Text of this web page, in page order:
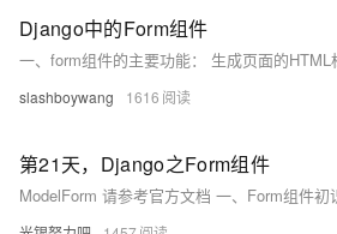
Django中的Form组件
slashboywang 1616
第21天，Django之Form组件